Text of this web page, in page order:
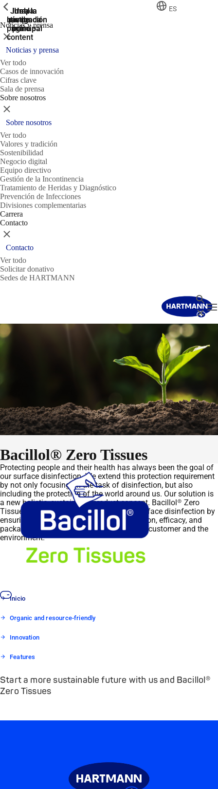
Ir a la
búsqueda
Ir a la
navegación
principal
Ir a la
navegación
principal
Jump
to the
main
content
Ir al
pie de
página
ES
Noticias y prensa
ShowPrevious
Cerrar
Noticias y prensa
Ver todo
Casos de innovación
Cifras clave
Sala de prensa
Sobre nosotros
ShowPrevious
Cerrar
Sobre nosotros
Ver todo
Valores y tradición
Sostenibilidad
Negocio digital
Equipo directivo
Gestión de la Incontinencia
Tratamiento de Heridas y Diagnóstico
Prevención de Infecciones
Divisiones complementarias
Carrera
Contacto
ShowPrevious
Cerrar
Contacto
Ver todo
Solicitar donativo
Sedes de HARTMANN
Buscar
Cerrar
Bacillol® Zero Tissues
Protecting people and their health has always been the goal of
our surface disinfection. We extend this protection requirement
by not only focusing on the task of disinfection, but also
including the protection of the world around us. Our solution is
a new holistic, sustainable product concept. Bacillol® Zero
Tissues embody this new generation of surface disinfection by
ensuring, from the outset, that the application, efficacy, and
packaging concept are tailored to both, our customer and the
environment.
Inicio
Organic and resource-friendly
Innovation
Features
Start a more sustainable future with us and Bacillol®
Zero Tissues